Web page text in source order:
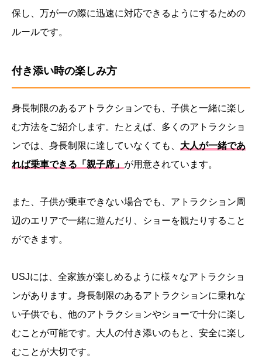
保し、万が一の際に迅速に対応できるようにするための
ルールです。
付き添い時の楽しみ方
身長制限のあるアトラクションでも、子供と一緒に楽し
む方法をご紹介します。たとえば、多くのアトラクショ
ンでは、身長制限に達していなくても、 大人が一緒であ
れば乗車できる「親子席」 が用意されています。
また、子供が乗車できない場合でも、アトラクション周
辺のエリアで一緒に遊んだり、ショーを観たりすること
ができます。
USJには、全家族が楽しめるように様々なアトラクショ
ンがあります。身長制限のあるアトラクションに乗れな
い子供でも、他のアトラクションやショーで十分に楽し
むことが可能です。大人の付き添いのもと、安全に楽し
むことが大切です。